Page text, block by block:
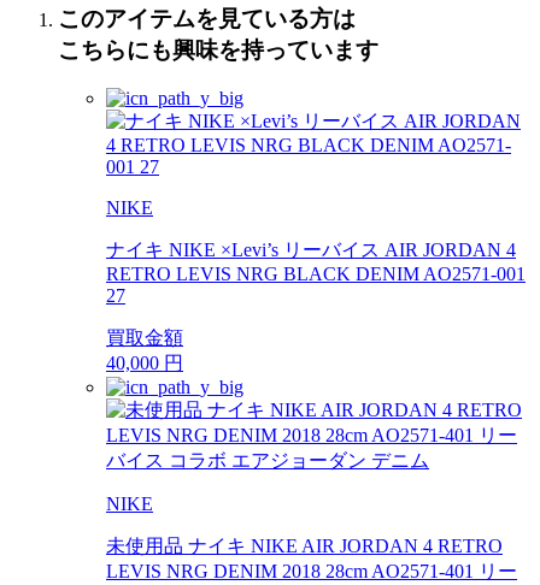
このアイテムを見ている方は
こちらにも興味を持っています
NIKE
ナイキ NIKE ×Levi’s リーバイス AIR JORDAN 4
RETRO LEVIS NRG BLACK DENIM AO2571-001
27
買取金額
40,000 円
NIKE
未使用品 ナイキ NIKE AIR JORDAN 4 RETRO
LEVIS NRG DENIM 2018 28cm AO2571-401 リー